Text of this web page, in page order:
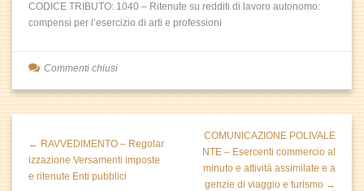
CODICE TRIBUTO: 1040 – Ritenute su redditi di lavoro autonomo:
compensi per l’esercizio di arti e professioni
Commenti chiusi
← RAVVEDIMENTO – Regolar
izzazione Versamenti imposte
e ritenute Enti pubblici
COMUNICAZIONE POLIVALE
NTE – Esercenti commercio al
minuto e attività assimilate e a
genzie di viaggio e turismo →